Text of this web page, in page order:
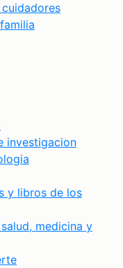
investigacion
y libros de los
medicina y